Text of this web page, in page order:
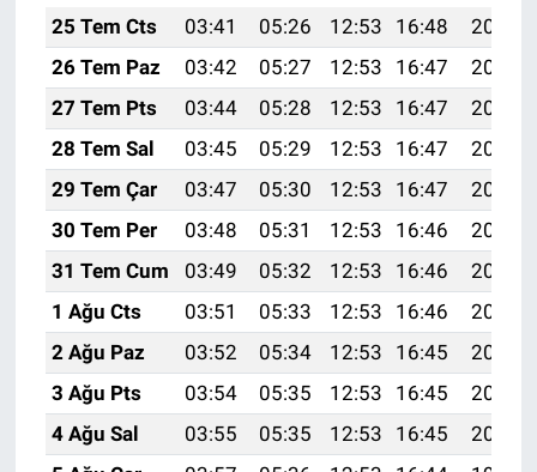
25 Tem Cts
03:41 05:26 12:53 16:48
20:10
26 Tem Paz
03:42 05:27 12:53 16:47
20:09
27 Tem Pts
03:44 05:28 12:53 16:47
20:08
28 Tem Sal
03:45 05:29 12:53 16:47
20:07
29 Tem Çar
03:47 05:30 12:53 16:47
20:06
30 Tem Per
03:48 05:31 12:53 16:46
20:05
31 Tem Cum
03:49 05:32 12:53 16:46
20:04
1 Ağu Cts
03:51 05:33 12:53 16:46
20:03
2 Ağu Paz
03:52 05:34 12:53 16:45
20:02
3 Ağu Pts
03:54 05:35 12:53 16:45
20:01
4 Ağu Sal
03:55 05:35 12:53 16:45
20:00